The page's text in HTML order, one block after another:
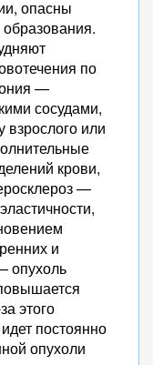
опасны
по
—
сосудами,
взрослого или
крови,
—
и
опухоль
этого
постоянно
опухоли